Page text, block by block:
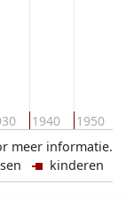
1940 1950
meer informatie.
kinderen